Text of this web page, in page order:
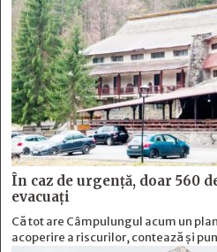
În caz de urgență, doar 560
evacuați
Că tot are Câmpulungul acum un
acoperire a riscurilor, contează și